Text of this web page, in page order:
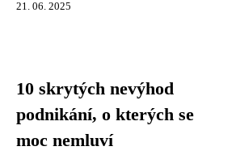
21. 06. 2025
10 skrytých nevýhod
podnikání, o kterých se
moc nemluví